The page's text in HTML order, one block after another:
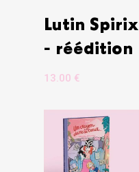
Lutin Spirix
- réédition
13.00 €